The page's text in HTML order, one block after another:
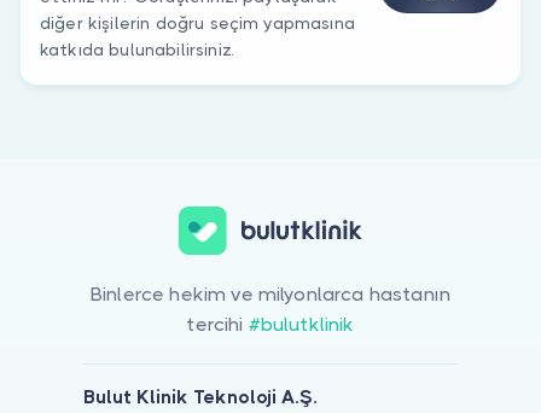
diğer kişilerin doğru seçim yapmasına
katkıda bulunabilirsiniz.
Binlerce hekim ve milyonlarca hastanın
tercihi #bulutklinik
Bulut Klinik Teknoloji A.Ş.